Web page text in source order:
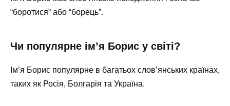
“боротися” або “борець”.
Чи популярне ім’я Борис у світі?
Ім’я Борис популярне в багатьох слов’янських країнах,
таких як Росія, Болгарія та Україна.